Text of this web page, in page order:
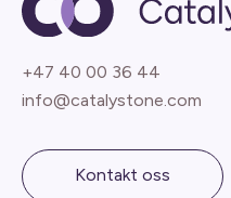
+47 40 00 36 44
info@catalystone.com
Kontakt oss